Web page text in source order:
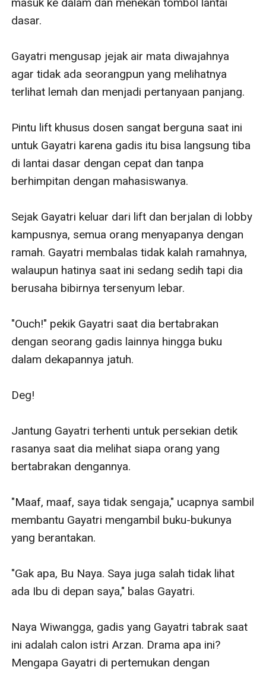
masuk ke dalam dan menekan tombol lantai
dasar.
Gayatri mengusap jejak air mata diwajahnya
agar tidak ada seorangpun yang melihatnya
terlihat lemah dan menjadi pertanyaan panjang.
Pintu lift khusus dosen sangat berguna saat ini
untuk Gayatri karena gadis itu bisa langsung tiba
di lantai dasar dengan cepat dan tanpa
berhimpitan dengan mahasiswanya.
Sejak Gayatri keluar dari lift dan berjalan di lobby
kampusnya, semua orang menyapanya dengan
ramah. Gayatri membalas tidak kalah ramahnya,
walaupun hatinya saat ini sedang sedih tapi dia
berusaha bibirnya tersenyum lebar.
"Ouch!" pekik Gayatri saat dia bertabrakan
dengan seorang gadis lainnya hingga buku
dalam dekapannya jatuh.
Deg!
Jantung Gayatri terhenti untuk persekian detik
rasanya saat dia melihat siapa orang yang
bertabrakan dengannya.
"Maaf, maaf, saya tidak sengaja," ucapnya sambil
membantu Gayatri mengambil buku-bukunya
yang berantakan.
"Gak apa, Bu Naya. Saya juga salah tidak lihat
ada Ibu di depan saya," balas Gayatri.
Naya Wiwangga, gadis yang Gayatri tabrak saat
ini adalah calon istri Arzan. Drama apa ini?
Mengapa Gayatri di pertemukan dengan